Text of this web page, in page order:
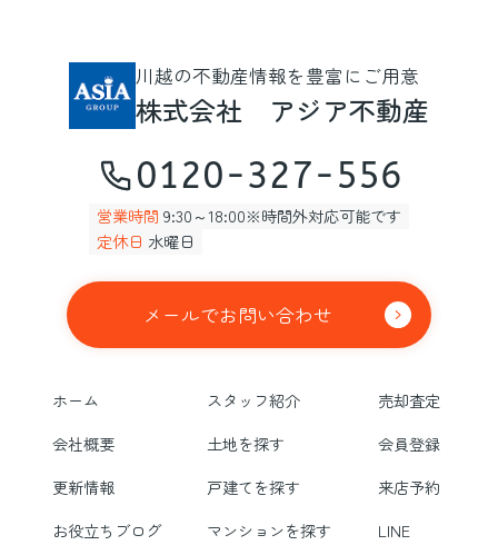
川越の不動産情報を豊富にご用意
株式会社 アジア不動産
0120-327-556
営業時間 9:30～18:00※時間外対応可能です
定休日 水曜日
メールでお問い合わせ
ホーム スタッフ紹介
売却査定
会社概要
土地を探す
会員登録
更新情報
戸建てを探す
来店予約
お役立ちブログ
マンションを探す LINE